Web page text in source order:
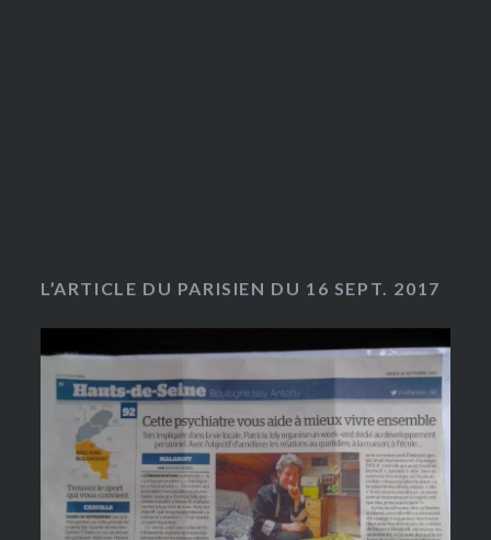
L’ARTICLE DU PARISIEN DU 16 SEPT. 2017